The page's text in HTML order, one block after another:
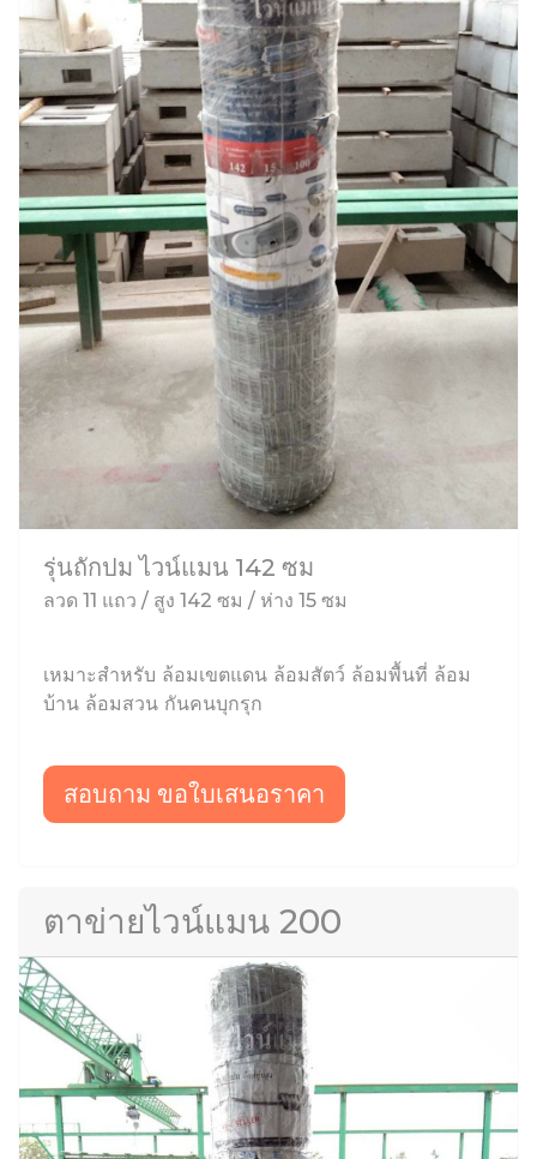
รุ่นถักปม ไวน์แมน 142 ซม
ลวด 11 แถว / สูง 142 ซม / ห่าง 15 ซม
เหมาะสำหรับ ล้อมเขตแดน ล้อมสัตว์ ล้อมพื้นที่ ล้อม
บ้าน ล้อมสวน กันคนบุกรุก
สอบถาม ขอใบเสนอราคา
ตาข่ายไวน์แมน 200